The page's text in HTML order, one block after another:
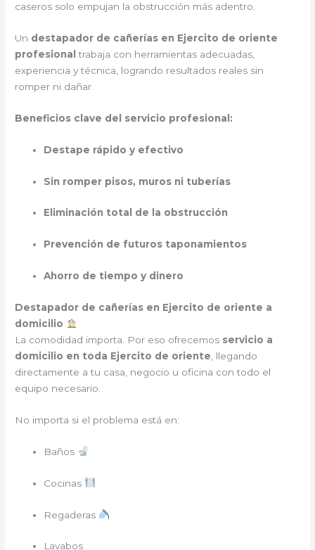
caseros solo empujan la obstrucción más adentro.
Un destapador de cañerías en Ejercito de oriente
profesional trabaja con herramientas adecuadas,
experiencia y técnica, logrando resultados reales sin
romper ni dañar.
Beneficios clave del servicio profesional:
Destape rápido y efectivo
Sin romper pisos, muros ni tuberías
Eliminación total de la obstrucción
Prevención de futuros taponamientos
Ahorro de tiempo y dinero
Destapador de cañerías en Ejercito de oriente a
domicilio
La comodidad importa. Por eso ofrecemos servicio a
domicilio en toda Ejercito de oriente , llegando
directamente a tu casa, negocio u oficina con todo el
equipo necesario.
No importa si el problema está en:
Baños
Cocinas
Regaderas
Lavabos